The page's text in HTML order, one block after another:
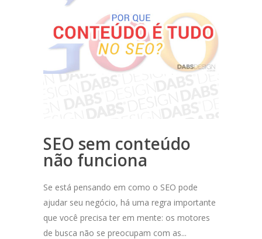
SEO sem conteúdo
não funciona
Se está pensando em como o SEO pode
ajudar seu negócio, há uma regra importante
que você precisa ter em mente: os motores
de busca não se preocupam com as...